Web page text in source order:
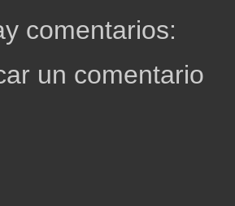
comentarios:
un comentario